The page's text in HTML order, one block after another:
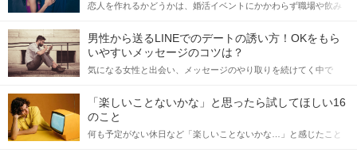
恋人を作れるかどうかは、婚活イベントにかかわらず職場や飲み
てアプローチできるかにも左右されます。 これから恋人作りを本
格的に始めようとしている方は、女性が異性を求めて出すサイン
をしっかりと理解し、正しい行動に移せるかどうかが重要。 この
記事では、女性が話しかけて欲しい時に出すサインとその心理を
合にどのような行動に繋げるべきかをご紹介していきます。
男性から送るLINEでのデートの誘い方！OKをもら
いやすいメッセージのコツは？
気になる女性と出会い、メッセージのやり取りを続けてく中で
しかし、中には「どう誘ったらいいの？」とお困りの男性もいら
っしゃるのではないでしょうか。 そこで今回は、男性から女性へ
送るLINEでのデートの誘い方のコツをご紹介します。例文も混じ
えながら解説するので、ぜひ参考にしてください。
「楽しいことないかな」と思ったら試してほしい16
のこと
何も予定がない休日など「楽しいことないかな…」と感じたこと